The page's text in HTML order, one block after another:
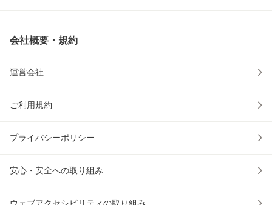
会社概要・規約
運営会社
ご利用規約
プライバシーポリシー
安心・安全への取り組み